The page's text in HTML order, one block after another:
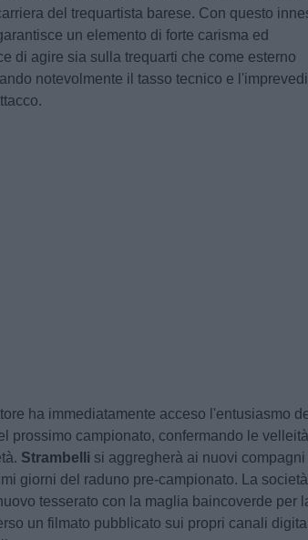
del trequartista barese. Con questo
un elemento di forte carisma ed
di agire sia sulla trequarti che come esterno
notevolmente il tasso tecnico e
ha immediatamente acceso l'entusiasmo
prossimo campionato, confermando le
Strambelli si aggregherà ai nuovi compagni
giorni del raduno pre-campionato. La
tesserato con la maglia baincoverde per
un filmato pubblicato sui propri canali